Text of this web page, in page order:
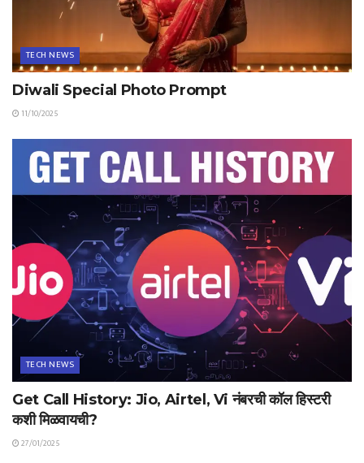
TECH NEWS
Diwali Special Photo Prompt
11/10/2025
TECH NEWS
Get Call History: Jio, Airtel, Vi नंबरची कॉल हिस्टरी
कशी मिळवायची?
27/01/2025